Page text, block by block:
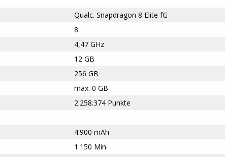
Qualc. Snapdragon 8 Elite fG
8
4,47 GHz
12 GB
256 GB
max. 0 GB
2.258.374 Punkte
4.900 mAh
1.150 Min.